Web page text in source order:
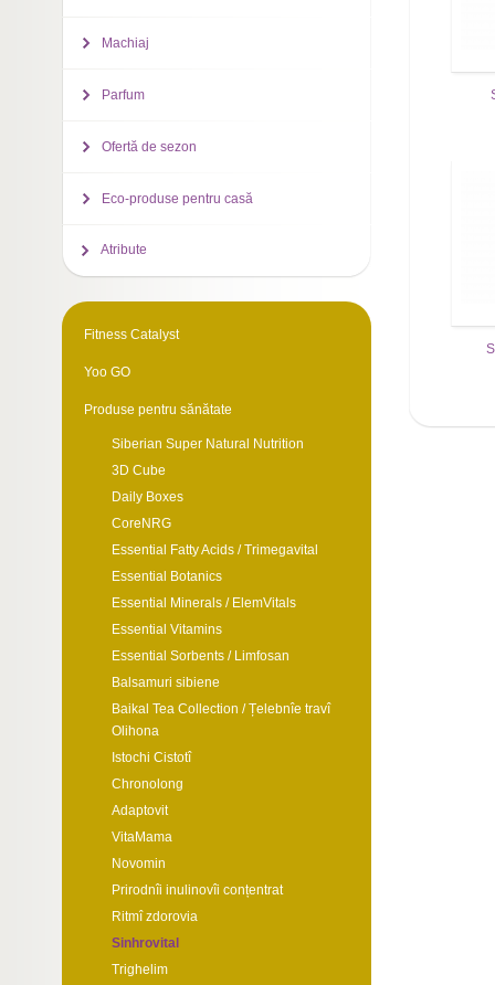
Machiaj
Parfum
Ofertă de sezon
Eco-produse pentru casă
Atribute
Fitness Catalyst
Yoo GO
Produse pentru sănătate
Siberian Super Natural Nutrition
3D Cube
Daily Boxes
CoreNRG
Essential Fatty Acids / Trimegavital
Essential Botanics
Essential Minerals / ElemVitals
Essential Vitamins
Essential Sorbents / Limfosan
Balsamuri sibiene
Baikal Tea Collection / Țelebnîe travî
Olihona
Istochi Cistotî
Chronolong
Adaptovit
VitaMama
Novomin
Prirodnîi inulinovîi conțentrat
Ritmî zdorovia
Sinhrovital
Trighelim